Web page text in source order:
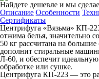
Найдете дешевле и мы
Описание Особенности
Сертификаты
Центрифуга «Вязьма» КП-
отжима белья, значительно
50 кг рассчитана на
дополнит стиральные
Л-60, и обеспечит
обработке или сушке.
Центрифуга КП-223 — это